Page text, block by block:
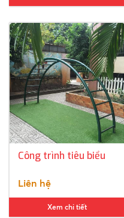
Công trình tiêu biểu
Liên hệ
Xem chi tiết